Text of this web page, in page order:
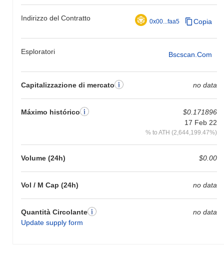
Indirizzo del Contratto 0x00...faa5 Copia
Esploratori Bscscan.com
Capitalizzazione di mercato no data
Máximo histórico
$0.171896
17 Feb 22
% to ATH (2,644,199.47%)
Volume (24h) $0.00
Vol / M Cap (24h) no data
Quantità Circolante
Update supply form
no data